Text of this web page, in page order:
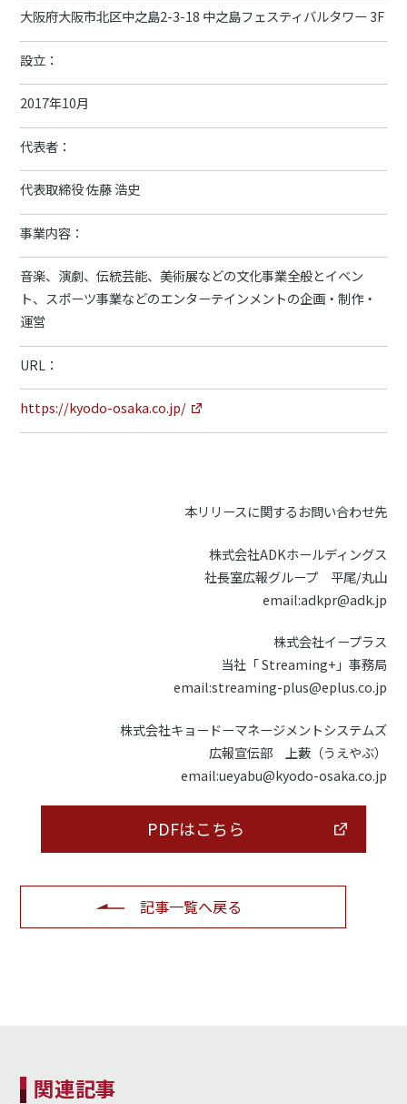
大阪府大阪市北区中之島2-3-18 中之島フェスティバルタワー 3F
設立：
2017年10月
代表者：
代表取締役 佐藤 浩史
事業内容：
音楽、演劇、伝統芸能、美術展などの文化事業全般とイベン
ト、スポーツ事業などのエンターテインメントの企画・制作・
運営
URL：
https://kyodo-osaka.co.jp/
本リリースに関するお問い合わせ先
株式会社ADKホールディングス
社長室広報グループ 平尾/丸山
email:adkpr@adk.jp
株式会社イープラス
当社「 Streaming+」事務局
email:streaming-plus@eplus.co.jp
株式会社キョードーマネージメントシステムズ
広報宣伝部 上藪（うえやぶ）
email:ueyabu@kyodo-osaka.co.jp
PDFはこちら
記事一覧へ戻る
関連記事